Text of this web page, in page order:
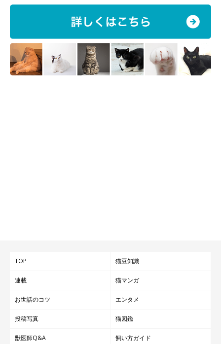
TOP 猫豆知識
連載 猫マンガ
お世話のコツ エンタメ
投稿写真 猫図鑑
獣医師Q&A 飼い方ガイド